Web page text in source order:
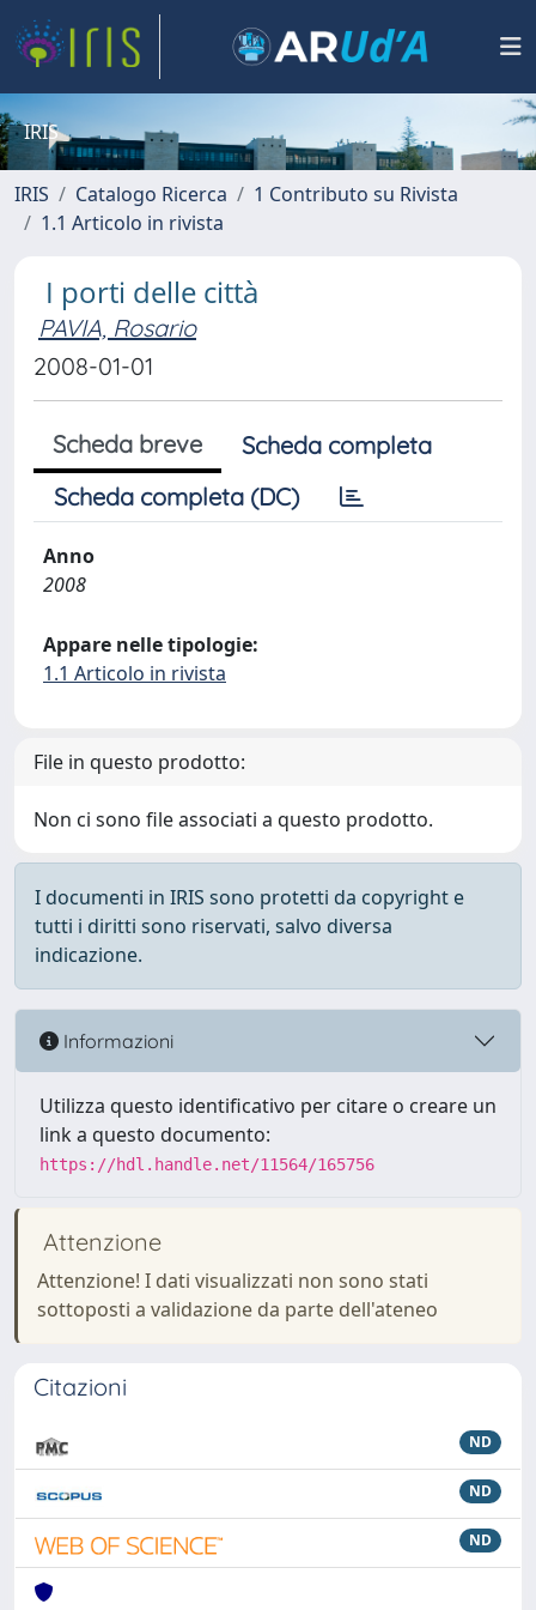
IRIS
IRIS Catalogo Ricerca
1 Contributo su Rivista
1.1 Articolo in rivista
I porti delle città
PAVIA, Rosario
2008-01-01
Scheda breve
Scheda completa
Scheda completa (DC)
Anno
2008
Appare nelle tipologie:
1.1 Articolo in rivista
File in questo prodotto:
Non ci sono file associati a questo prodotto.
I documenti in IRIS sono protetti da copyright e
tutti i diritti sono riservati, salvo diversa
indicazione.
Informazioni
Utilizza questo identificativo per citare o creare un
link a questo documento:
https://hdl.handle.net/11564/165756
Attenzione
Attenzione! I dati visualizzati non sono stati
sottoposti a validazione da parte dell'ateneo
Citazioni
ND
ND
ND